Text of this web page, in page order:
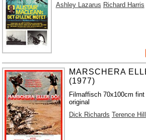
Ashley Lazarus Richard Harris
MARSCHERA
(1977)
Filmaffisch 70x100cm
original
Dick Richards Terence Hill